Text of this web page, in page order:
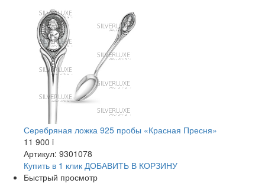
Серебряная ложка 925 пробы «Красная Пресня»
11 900 i
Артикул: 9301078
Купить в 1 клик ДОБАВИТЬ В КОРЗИНУ
Быстрый просмотр